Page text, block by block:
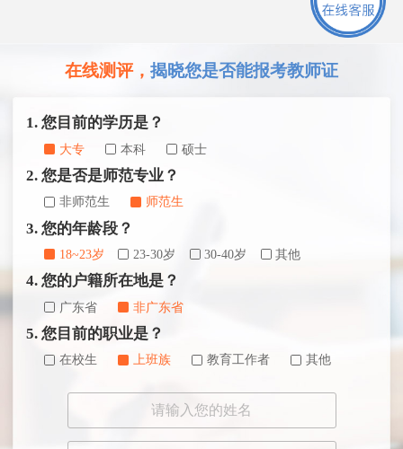
在线测评， 揭晓您是否能报考教师证
1. 您目前的学历是？
大专 本科 硕士
2. 您是否是师范专业？
非师范生 师范生
3. 您的年龄段？
18~23岁 23-30岁 30-40岁 其他
4. 您的户籍所在地是？
广东省 非广东省
5. 您目前的职业是？
在校生 上班族 教育工作者 其他